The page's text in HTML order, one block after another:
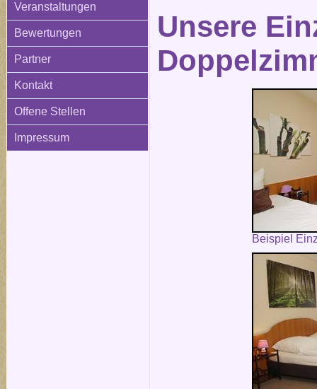
Veranstaltungen
Bewertungen
Partner
Kontakt
Offene Stellen
Impressum
Unsere
Beispiel